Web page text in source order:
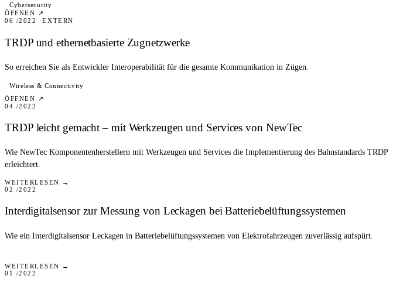
Cybersecurity
ÖFFNEN ↗
WHITEPAPER
06 /2022 EXTERN
TRDP und ethernetbasierte Zugnetzwerke
So erreichen Sie als Entwickler Interoperabilität für die gesamte Kommunikation in Zügen.
Wireless & Connectivity
ÖFFNEN ↗
PRESSE
04 /2022
TRDP leicht gemacht – mit Werkzeugen und Services von NewTec
Wie NewTec Komponentenherstellern mit Werkzeugen und Services die Implementierung des Bahnstandards TRDP
erleichtert.
WEITERLESEN →
02 /2022
Interdigitalsensor zur Messung von Leckagen bei Batteriebelüftungssystemen
Wie ein Interdigitalsensor Leckagen in Batteriebelüftungssystemen von Elektrofahrzeugen zuverlässig aufspürt.
WEITERLESEN →
01 /2022